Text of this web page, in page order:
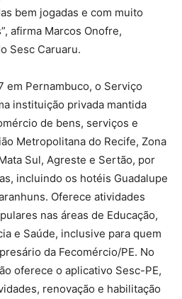
bem jogadas e com muito
afirma Marcos Onofre,
Sesc Caruaru.
em Pernambuco, o Serviço
instituição privada mantida
de bens, serviços e
Metropolitana do Recife, Zona
Sul, Agreste e Sertão, por
incluindo os hotéis Guadalupe
Oferece atividades
nas áreas de Educação,
e Saúde, inclusive para quem
da Fecomércio/PE. No
oferece o aplicativo Sesc-PE,
renovação e habilitação